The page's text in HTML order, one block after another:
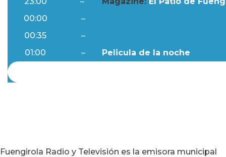
00:00
–
00:35
–
01:00
– Pelicula de la noche
Fuengirola Radio y Televisión es la emisora municipal